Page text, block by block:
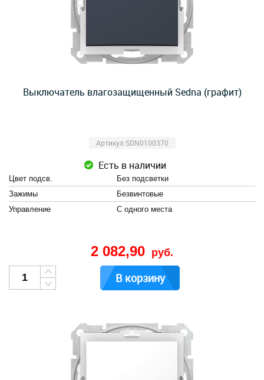
Выключатель влагозащищенный Sedna (графит)
Артикул SDN0100370
Есть в наличии
Цвет подсв.
Без подсветки
Зажимы
Безвинтовые
Управление
С одного места
2 082,90 руб.
В корзину